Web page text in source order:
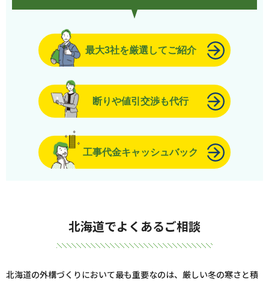
最大3社を厳選してご紹介
断りや値引交渉も代行
工事代金キャッシュバック
北海道でよくあるご相談
北海道の外構づくりにおいて最も重要なのは、厳しい冬の寒さと積